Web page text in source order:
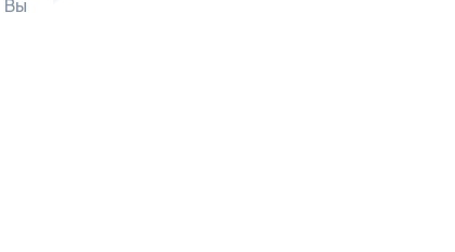
Вы